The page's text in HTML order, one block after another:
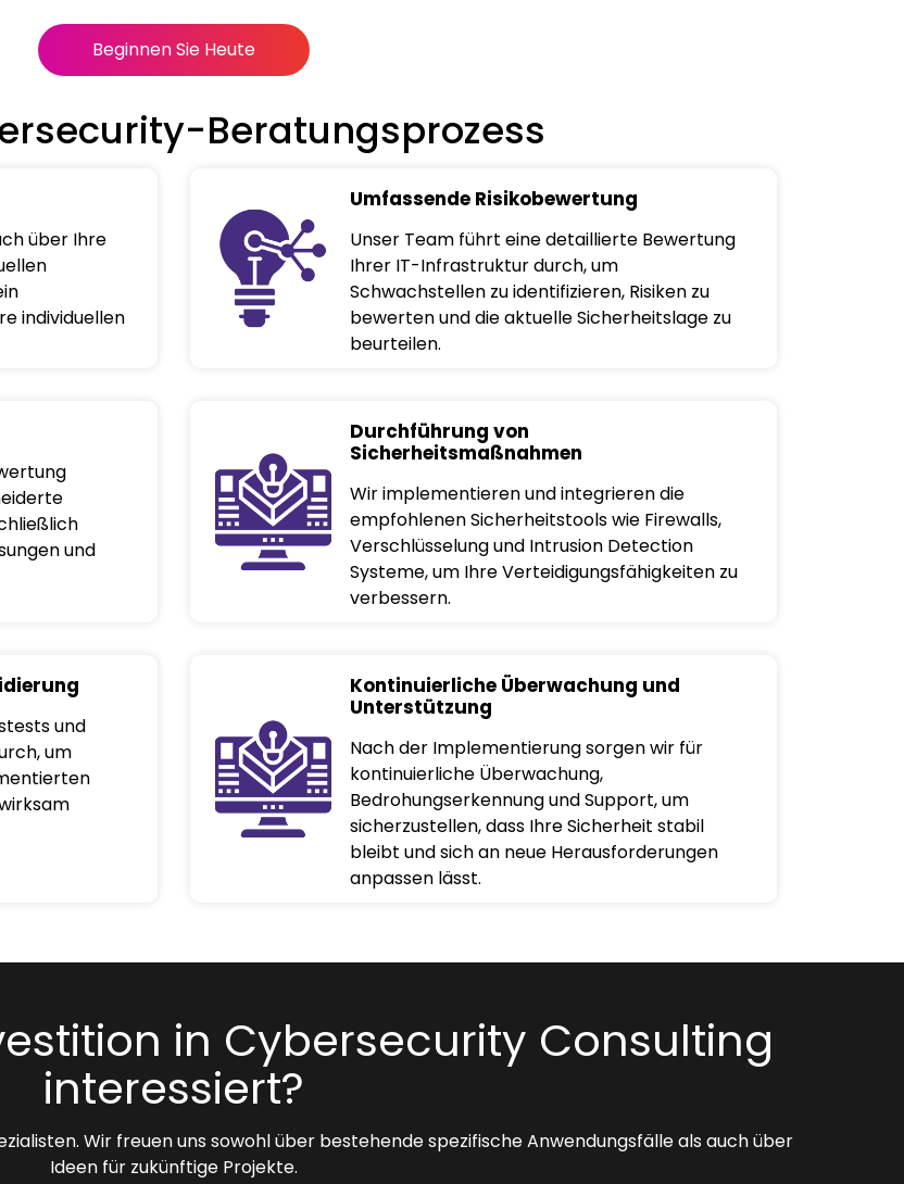
Beginnen Sie Heute
Beratungsprozess
über Ihre
individuellen
Umfassende Risikobewertung
Unser Team führt eine detaillierte Bewertung
Ihrer IT-Infrastruktur durch, um
Schwachstellen zu identifizieren, Risiken zu
bewerten und die aktuelle Sicherheitslage zu
beurteilen.
und
Durchführung von
Sicherheitsmaßnahmen
Wir implementieren und integrieren die
empfohlenen Sicherheitstools wie Firewalls,
Verschlüsselung und Intrusion Detection
Systeme, um Ihre Verteidigungsfähigkeiten zu
verbessern.
und
um
Kontinuierliche Überwachung und
Unterstützung
Nach der Implementierung sorgen wir für
kontinuierliche Überwachung,
Bedrohungserkennung und Support, um
sicherzustellen, dass Ihre Sicherheit stabil
bleibt und sich an neue Herausforderungen
anpassen lässt.
in Cybersecurity Consulting
interessiert?
Wir freuen uns sowohl über bestehende spezifische Anwendungsfälle als auch über
Ideen für zukünftige Projekte.